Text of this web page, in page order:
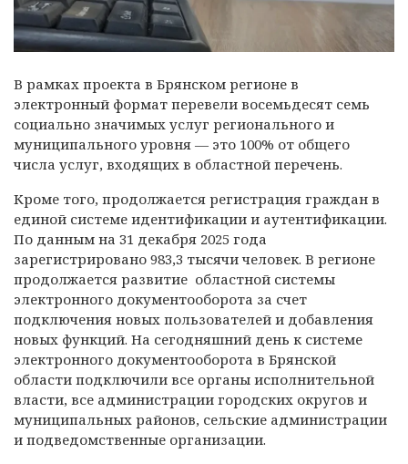
В рамках проекта в Брянском регионе в
электронный формат перевели восемьдесят семь
социально значимых услуг регионального и
муниципального уровня — это 100% от общего
числа услуг, входящих в областной перечень.
Кроме того, продолжается регистрация граждан в
единой системе идентификации и аутентификации.
По данным на 31 декабря 2025 года
зарегистрировано 983,3 тысячи человек. В регионе
продолжается развитие областной системы
электронного документооборота за счет
подключения новых пользователей и добавления
новых функций. На сегодняшний день к системе
электронного документооборота в Брянской
области подключили все органы исполнительной
власти, все администрации городских округов и
муниципальных районов, сельские администрации
и подведомственные организации.